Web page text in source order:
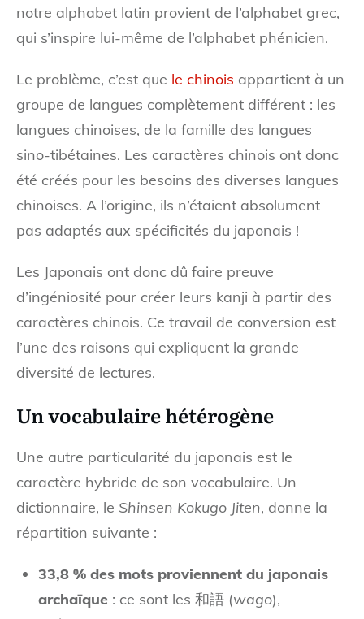
notre alphabet latin provient de l’alphabet grec,
qui s’inspire lui-même de l’alphabet phénicien.
Le problème, c’est que le chinois appartient à un
groupe de langues complètement différent : les
langues chinoises, de la famille des langues
sino-tibétaines. Les caractères chinois ont donc
été créés pour les besoins des diverses langues
chinoises. A l’origine, ils n’étaient absolument
pas adaptés aux spécificités du japonais !
Les Japonais ont donc dû faire preuve
d’ingéniosité pour créer leurs kanji à partir des
caractères chinois. Ce travail de conversion est
l’une des raisons qui expliquent la grande
diversité de lectures.
Un vocabulaire hétérogène
Une autre particularité du japonais est le
caractère hybride de son vocabulaire. Un
dictionnaire, le Shinsen Kokugo Jiten, donne la
répartition suivante :
33,8 % des mots proviennent du japonais
archaïque : ce sont les 和語 (wago),